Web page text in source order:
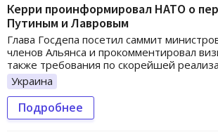
Керри проинформировал НАТО о
Путиным и Лавровым
Глава Госдепа посетил саммит
членов Альянса и прокомментировал
также требования по скорейшей
Украина
Подробнее